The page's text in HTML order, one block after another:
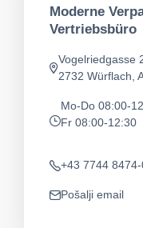
Moderne
Vertriebsbüro
app.address
Vogelriedgasse
2732 Würflach,
app.opening-times
Mo-Do 08:00-
Fr 08:00-12:30
Telefon
+43 7744
app.mail
Pošalji email